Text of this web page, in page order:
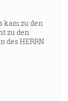
kam zu den
zu den
des HERRN